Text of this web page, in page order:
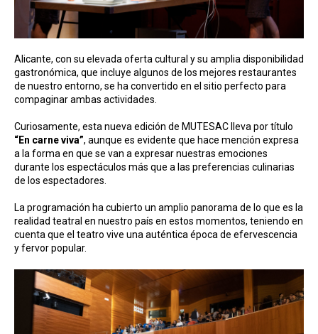
Alicante, con su elevada oferta cultural y su amplia disponibilidad
gastronómica, que incluye algunos de los mejores restaurantes
de nuestro entorno, se ha convertido en el sitio perfecto para
compaginar ambas actividades.
Curiosamente, esta nueva edición de MUTESAC lleva por título
“En carne viva”, aunque es evidente que hace mención expresa
a la forma en que se van a expresar nuestras emociones
durante los espectáculos más que a las preferencias culinarias
de los espectadores.
La programación ha cubierto un amplio panorama de lo que es la
realidad teatral en nuestro país en estos momentos, teniendo en
cuenta que el teatro vive una auténtica época de efervescencia
y fervor popular.